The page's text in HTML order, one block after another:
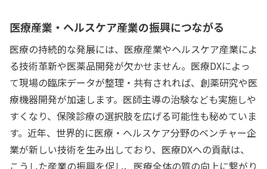
医療産業・ヘルスケア産業の振興につながる
医療の持続的な発展には、医療産業やヘルスケア産業によ
る技術革新や医薬品開発が欠かせません。医療DXによっ
て現場の臨床データが整理・共有されれば、創薬研究や医
療機器開発が加速します。医師主導の治験なども実施しや
すくなり、保険診療の選択肢を広げる可能性も秘めていま
す。近年、世界的に医療・ヘルスケア分野のベンチャー企
業が新しい技術を生み出しており、医療DXへの貢献は、
こうした産業の振興を促し、医療全体の質の向上に繋がり